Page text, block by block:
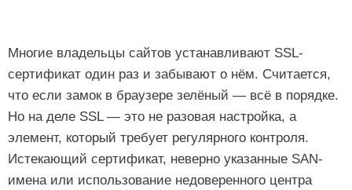
Неправильный SAN: когда сертификат не
покрывает все домены
Недоверенный центр сертификации: скрытая
угроза
Как проверить SSL-сертификат: практическая
инструкция
Шаг 1. Проверьте срок действия и центр выдачи
Многие владельцы сайтов устанавливают SSL-
сертификат один раз и забывают о нём. Считается,
что если замок в браузере зелёный — всё в порядке.
Но на деле SSL — это не разовая настройка, а
элемент, который требует регулярного контроля.
Истекающий сертификат, неверно указанные SAN-
имена или использование недоверенного центра